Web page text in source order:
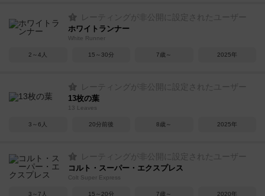
レーティングが非公開に設定されたユーザー
ホワイトランナー
White Runner
2～4人 15～30分 7歳～ 2025年
レーティングが非公開に設定されたユーザー
13枚の葉
13 Leaves
3～6人 20分前後 8歳～ 2025年
レーティングが非公開に設定されたユーザー
コルト・スーパー・エクスプレス
Colt Super Express
3～7人 15～20分 7歳～ 2020年